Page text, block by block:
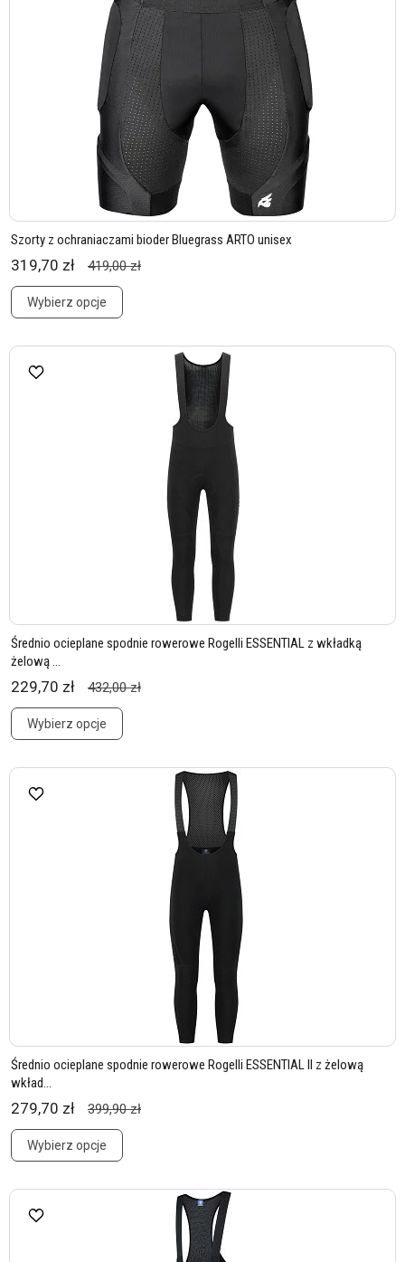
Szorty z ochraniaczami bioder Bluegrass ARTO unisex
319,70 zł 419,00 zł
Wybierz opcje
Średnio ocieplane spodnie rowerowe Rogelli ESSENTIAL z wkładką
żelową ...
229,70 zł 432,00 zł
Wybierz opcje
Średnio ocieplane spodnie rowerowe Rogelli ESSENTIAL II z żelową
wkład...
279,70 zł 399,90 zł
Wybierz opcje